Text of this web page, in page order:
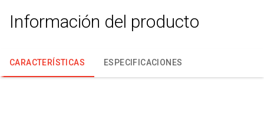
Información del producto
CARACTERÍSTICAS ESPECIFICACIONES